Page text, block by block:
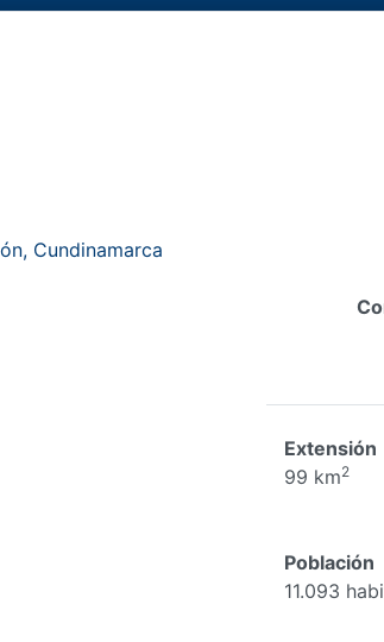
Extensión
99 km2
Población
11.093